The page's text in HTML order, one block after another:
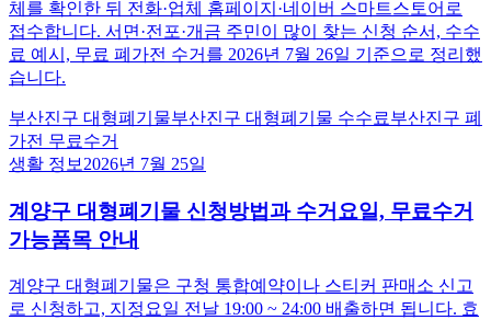
체를 확인한 뒤 전화·업체 홈페이지·네이버 스마트스토어로
접수합니다. 서면·전포·개금 주민이 많이 찾는 신청 순서, 수수
료 예시, 무료 폐가전 수거를 2026년 7월 26일 기준으로 정리했
습니다.
부산진구 대형폐기물부산진구 대형폐기물 수수료부산진구 폐
가전 무료수거
생활 정보2026년 7월 25일
계양구 대형폐기물 신청방법과 수거요일, 무료수거
가능품목 안내
계양구 대형폐기물은 구청 통합예약이나 스티커 판매소 신고
로 신청하고, 지정요일 전날 19:00 ~ 24:00 배출하면 됩니다. 효